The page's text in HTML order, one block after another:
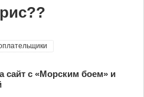
сайт с «Морским боем» и